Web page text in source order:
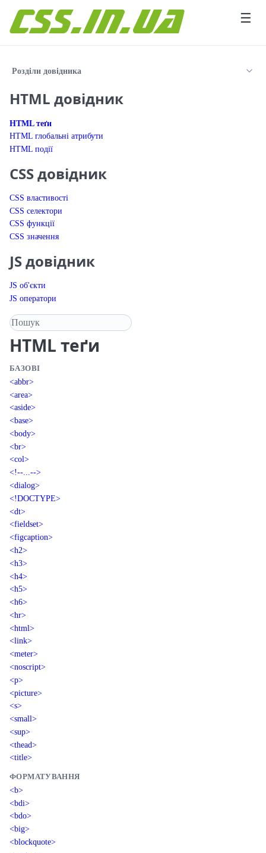
☰
Розділи довідника
HTML довідник
HTML теґи
HTML глобальні атрибути
HTML події
CSS довідник
CSS властивості
CSS селектори
CSS функції
CSS значення
JS довідник
JS об'єкти
JS оператори
Пошук у довіднику
HTML теґи
БАЗОВІ
<abbr>
<area>
<aside>
<base>
<body>
<br>
<col>
<!--...-->
<dialog>
<!DOCTYPE>
<dt>
<fieldset>
<figcaption>
<h2>
<h3>
<h4>
<h5>
<h6>
<hr>
<html>
<link>
<meter>
<noscript>
<p>
<picture>
<s>
<small>
<sup>
<thead>
<title>
ФОРМАТУВАННЯ
<b>
<bdi>
<bdo>
<big>
<blockquote>